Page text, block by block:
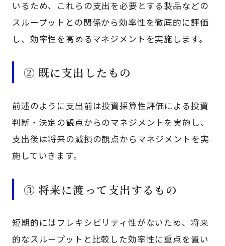
いるため、これらの支出を必要とする製品などの
スループットとの関係から効率性を徹底的に評価
し、効率性を高めるマネジメントを実施します。
② 既に支出したもの
前述のように支出前は投資採算性評価による投資
判断・決定の観点からのマネジメントを実施し、
支出後は将来の減損の観点からマネジメントを実
施していきます。
③ 将来に渡って支出するもの
短期的にはフレキシビリティ性がないため、将来
的なスループットと比較した効率性に重点を置い